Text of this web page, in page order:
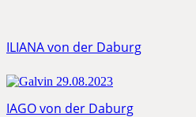
ILIANA von der Daburg
IAGO von der Daburg